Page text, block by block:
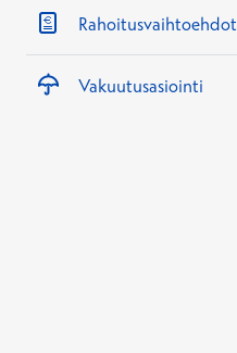
Rahoitusvaihtoehdot
Vakuutusasiointi